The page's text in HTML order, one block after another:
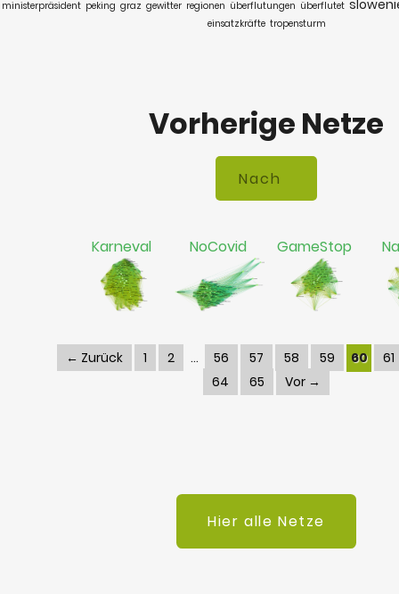
ministerpräsident peking graz gewitter regionen überflutungen überflutet
einsatzkräfte tropensturm
Vorherige Netze
Karneval NoCovid GameStop
← Zurück 1 2 56 57 58 59 60
61
64
65 Vor →
Hier alle Netze